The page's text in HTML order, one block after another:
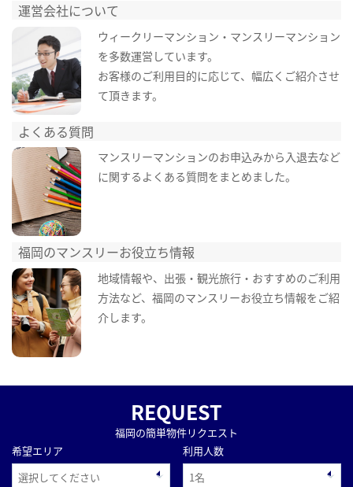
運営会社について
ウィークリーマンション・マンスリーマンション
を多数運営しています。
お客様のご利用目的に応じて、幅広くご紹介させ
て頂きます。
よくある質問
マンスリーマンションのお申込みから入退去など
に関するよくある質問をまとめました。
福岡のマンスリーお役立ち情報
地域情報や、出張・観光旅行・おすすめのご利用
方法など、福岡のマンスリーお役立ち情報をご紹
介します。
REQUEST
福岡の簡単物件リクエスト
希望エリア
利用人数